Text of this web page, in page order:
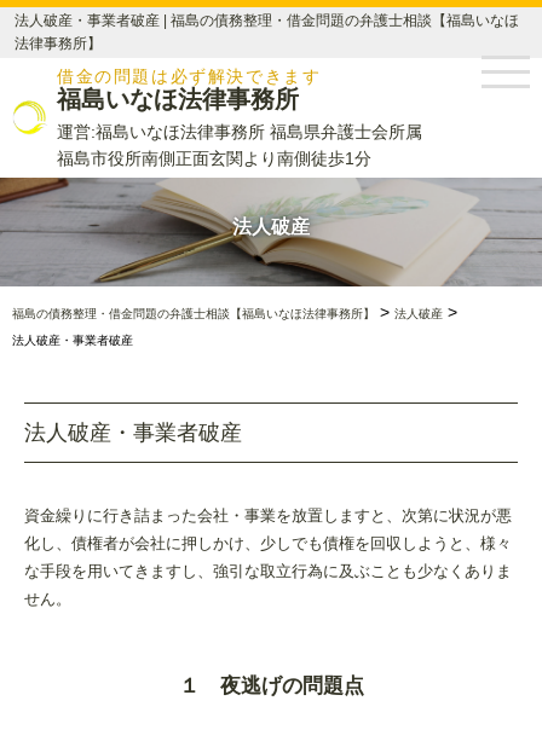
法人破産・事業者破産 | 福島の債務整理・借金問題の弁護士相談【福島いなほ
法律事務所】
借金の問題は必ず解決できます
福島いなほ法律事務所
運営:福島いなほ法律事務所 福島県弁護士会所属
福島市役所南側正面玄関より南側徒歩1分
法人破産
福島の債務整理・借金問題の弁護士相談【福島いなほ法律事務所】 > 法人破産 >
法人破産・事業者破産
法人破産・事業者破産
資金繰りに行き詰まった会社・事業を放置しますと、次第に状況が悪
化し、債権者が会社に押しかけ、少しでも債権を回収しようと、様々
な手段を用いてきますし、強引な取立行為に及ぶことも少なくありま
せん。
１ 夜逃げの問題点